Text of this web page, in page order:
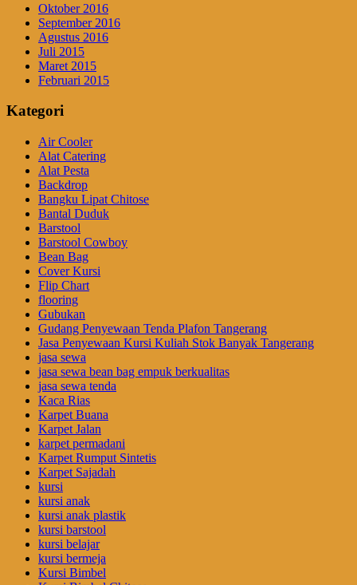
Oktober 2016
September 2016
Agustus 2016
Juli 2015
Maret 2015
Februari 2015
Kategori
Air Cooler
Alat Catering
Alat Pesta
Backdrop
Bangku Lipat Chitose
Bantal Duduk
Barstool
Barstool Cowboy
Bean Bag
Cover Kursi
Flip Chart
flooring
Gubukan
Gudang Penyewaan Tenda Plafon Tangerang
Jasa Penyewaan Kursi Kuliah Stok Banyak Tangerang
jasa sewa
jasa sewa bean bag empuk berkualitas
jasa sewa tenda
Kaca Rias
Karpet Buana
Karpet Jalan
karpet permadani
Karpet Rumput Sintetis
Karpet Sajadah
kursi
kursi anak
kursi anak plastik
kursi barstool
kursi belajar
kursi bermeja
Kursi Bimbel